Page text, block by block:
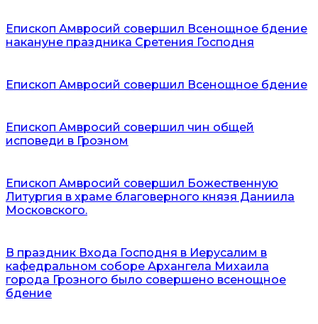
Епископ Амвросий совершил Всенощное бдение
накануне праздника Сретения Господня
Епископ Амвросий совершил Всенощное бдение
Епископ Амвросий совершил чин общей
исповеди в Грозном
Епископ Амвросий совершил Божественную
Литургия в храме благоверного князя Даниила
Московского.
В праздник Входа Господня в Иерусалим в
кафедральном соборе Архангела Михаила
города Грозного было совершено всенощное
бдение